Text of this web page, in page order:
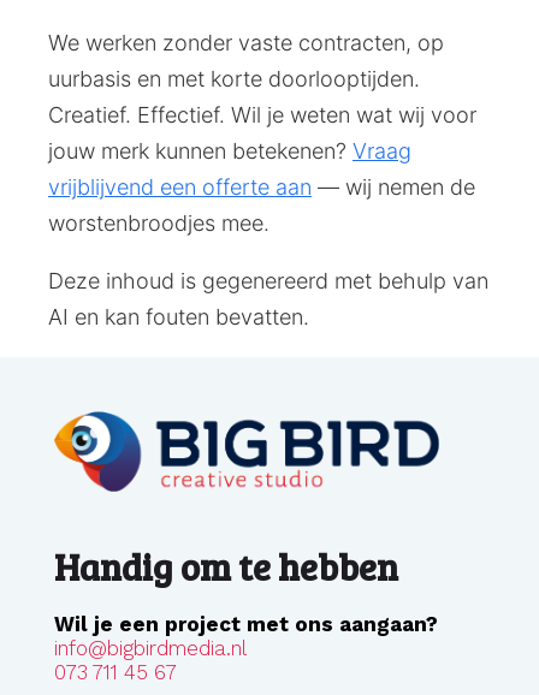
We werken zonder vaste contracten, op
uurbasis en met korte doorlooptijden.
Creatief. Effectief. Wil je weten wat wij voor
jouw merk kunnen betekenen? Vraag
vrijblijvend een offerte aan — wij nemen de
worstenbroodjes mee.
Deze inhoud is gegenereerd met behulp van
AI en kan fouten bevatten.
Handig om te hebben
Wil je een project met ons aangaan?
info@bigbirdmedia.nl
073 711 45 67